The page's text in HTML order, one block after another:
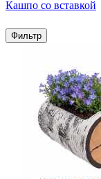
Кашпо со вставкой
Фильтр